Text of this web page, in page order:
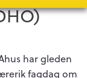
har gleden
fagdag om